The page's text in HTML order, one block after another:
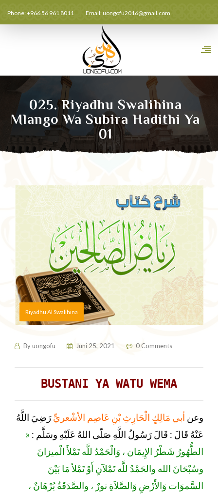
Phone: +966 56 961 8011 Email:uongofu2016@gmail.com
025. Riyadhu Swalihina
Mlango Wa Subira Hadithi Ya
01
Riyadhu Al Swalihina
Byuongofu Juni 25, 2021 0 Comments
BUSTANI YA WATU WEMA
وعن أبي مَالِكٍ الْحَارِثِ بْنِ عَاصِم الأشْعريِّ رَضِيَ اللَّهُ
عَنْهُ قَالَ : قَالَ رَسُولُ اللَّهِ صَلّى اللهُ عَلَيْهِ وسَلَّم :
«
الطُّهُورُ شَطْرُ الإِيمَان ، وَالْحَمْدُ للَّه تَمْلأَ الْميزانَ
وسُبْحَانَ الله والحَمْدُ للَّه تَمْلآنِ أَوْ تَمْلأ مَا بَيْنَ
السَّموَات وَالأَرْضِ وَالصَّلاَةِ نورٌ ، والصَّدَقَةُ بُرْهَانٌ ،